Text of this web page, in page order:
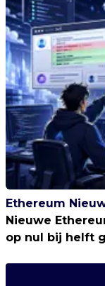
Ethereum
Nieuwe
op nul bij helft